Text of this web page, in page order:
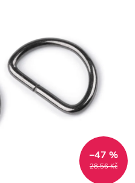
28,56 Kč
–47 %